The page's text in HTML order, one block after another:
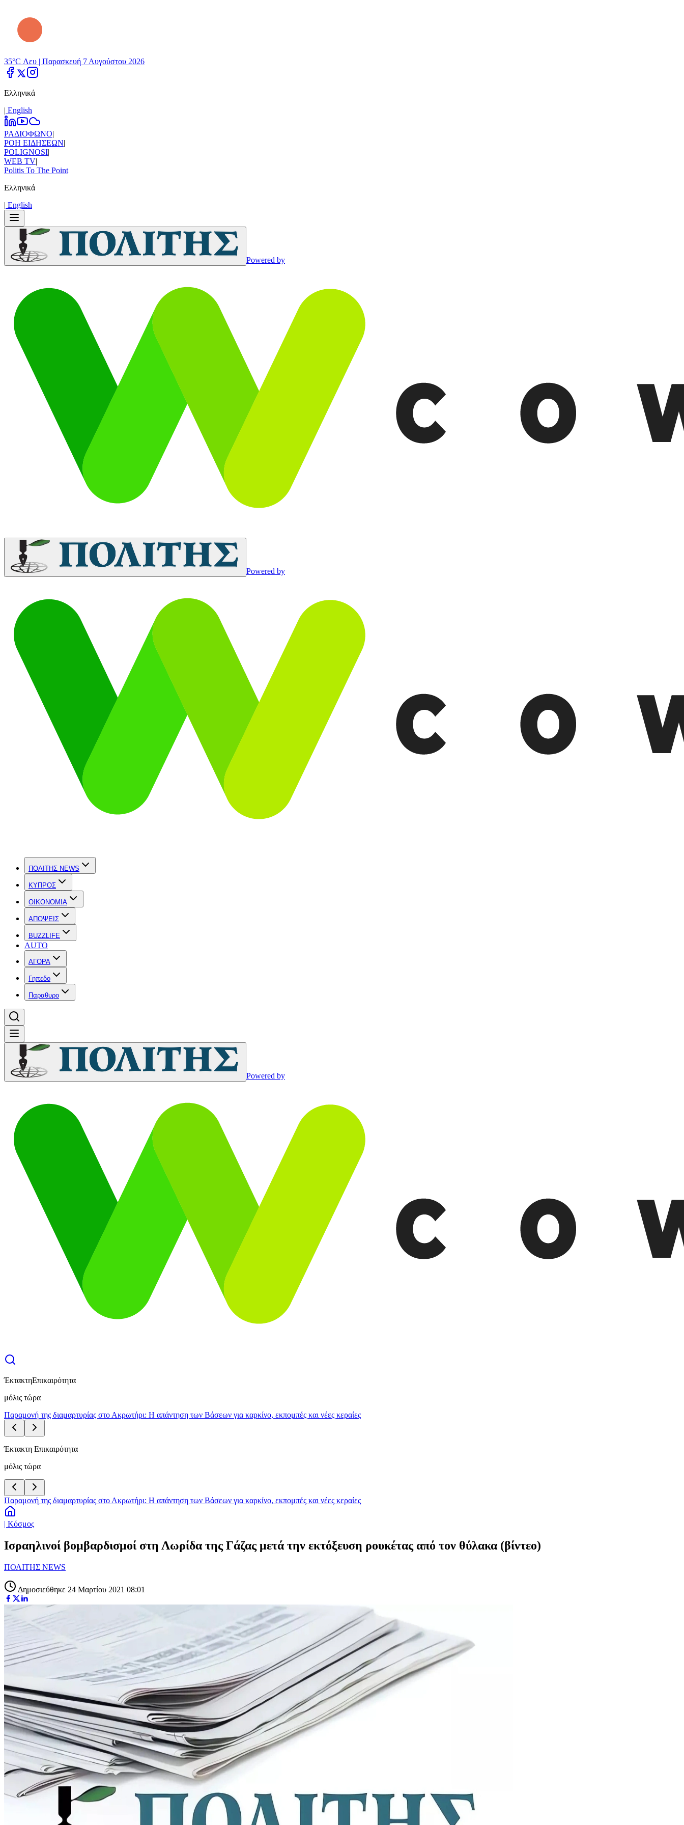
35°C Λευ | Παρασκευή 7 Αυγούστου 2026
Ελληνικά
| Εnglish
ΡΑΔΙΟΦΩΝΟ|
ΡΟΗ ΕΙΔΗΣΕΩΝ|
POLIGNOSI|
WEB TV|
Politis To The Point
Ελληνικά
| Εnglish
Powered by
Powered by
ΠΟΛΙΤΗΣ NEWS
ΚΥΠΡΟΣ
OIKONOMIA
ΑΠΟΨΕΙΣ
BUZZLIFE
AUTO
ΑΓΟΡΑ
Γηπεδο
Παραθυρο
Powered by
ΈκτακτηΕπικαιρότητα
μόλις τώρα
Παραμονή της διαμαρτυρίας στο Ακρωτήρι: Η απάντηση των Βάσεων για καρκίνο, εκπομπές και νέες κεραίες
Έκτακτη Επικαιρότητα
μόλις τώρα
Παραμονή της διαμαρτυρίας στο Ακρωτήρι: Η απάντηση των Βάσεων για καρκίνο, εκπομπές και νέες κεραίες
| Κόσμος
Ισραηλινοί βομβαρδισμοί στη Λωρίδα της Γάζας μετά την εκτόξευση ρουκέτας από τον θύλακα (βίντεο)
ΠΟΛΙΤΗΣ NEWS
Δημοσιεύθηκε 24 Μαρτίου 2021 08:01